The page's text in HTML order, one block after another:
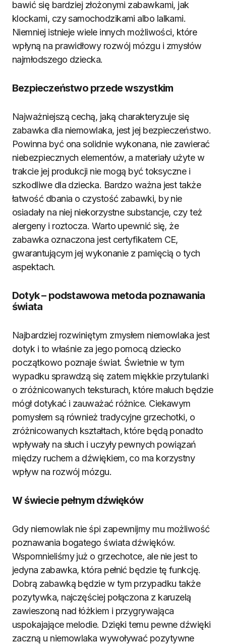
bawić się bardziej złożonymi zabawkami, jak
klockami, czy samochodzikami albo lalkami.
Niemniej istnieje wiele innych możliwości, które
wpłyną na prawidłowy rozwój mózgu i zmysłów
najmłodszego dziecka.
Bezpieczeństwo przede wszystkim
Najważniejszą cechą, jaką charakteryzuje się
zabawka dla niemowlaka, jest jej bezpieczeństwo.
Powinna być ona solidnie wykonana, nie zawierać
niebezpiecznych elementów, a materiały użyte w
trakcie jej produkcji nie mogą być toksyczne i
szkodliwe dla dziecka. Bardzo ważna jest także
łatwość dbania o czystość zabawki, by nie
osiadały na niej niekorzystne substancje, czy też
alergeny i roztocza. Warto upewnić się, że
zabawka oznaczona jest certyfikatem CE,
gwarantującym jej wykonanie z pamięcią o tych
aspektach.
Dotyk – podstawowa metoda poznawania
świata
Najbardziej rozwiniętym zmysłem niemowlaka jest
dotyk i to właśnie za jego pomocą dziecko
początkowo poznaje świat. Świetnie w tym
wypadku sprawdzą się zatem miękkie przytulanki
o zróżnicowanych teksturach, które maluch będzie
mógł dotykać i zauważać różnice. Ciekawym
pomysłem są również tradycyjne grzechotki, o
zróżnicowanych kształtach, które będą ponadto
wpływały na słuch i uczyły pewnych powiązań
między ruchem a dźwiękiem, co ma korzystny
wpływ na rozwój mózgu.
W świecie pełnym dźwięków
Gdy niemowlak nie śpi zapewnijmy mu możliwość
poznawania bogatego świata dźwięków.
Wspomnieliśmy już o grzechotce, ale nie jest to
jedyna zabawka, która pełnić będzie tę funkcję.
Dobrą zabawką będzie w tym przypadku także
pozytywka, najczęściej połączona z karuzelą
zawieszoną nad łóżkiem i przygrywająca
uspokajające melodie. Dzięki temu pewne dźwięki
zaczną u niemowlaka wywoływać pozytywne